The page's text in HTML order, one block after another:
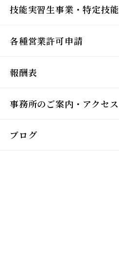
技能実習生事業・特定技能
各種営業許可申請
報酬表
事務所のご案内・アクセス
ブログ